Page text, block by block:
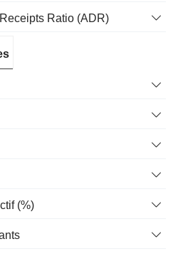
Ratio (ADR)
(%)